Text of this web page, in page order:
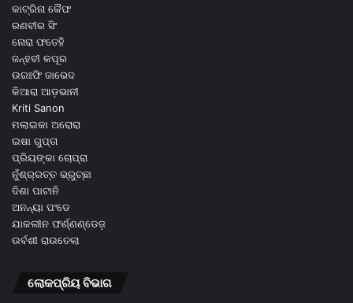
କାଟ୍ରିନା କୈଫ
ରଣବୀର ସିଂ
ନୋରା ଫତେହି
ଜନ୍ହବୀ କପୂର
ଉରଃଫି ଜାଭେଦ
କିଆରା ଆଡ଼ଭାନୀ
Kriti Sanon
ମଲାଇକା ଅରୋରା
ଇଷା ଗୁପ୍ତା
ପ୍ରିୟଙ୍କା ଚୋପ୍ରା
ନୁଁଶ୍ର୍ରତ୍ତ ଭ୍ରୁଚ୍ଛା
ଦିଶା ପାଟାନି
ଅନନ୍ୟା ପଂଡେ
ଯାକଲୀନ ଫର୍ଣ୍ଣଣ୍ଡେଜ଼
ଉର୍ବଶୀ ରାଉତେଲା
ଲୋକପ୍ରିୟ ବିଭାଗ